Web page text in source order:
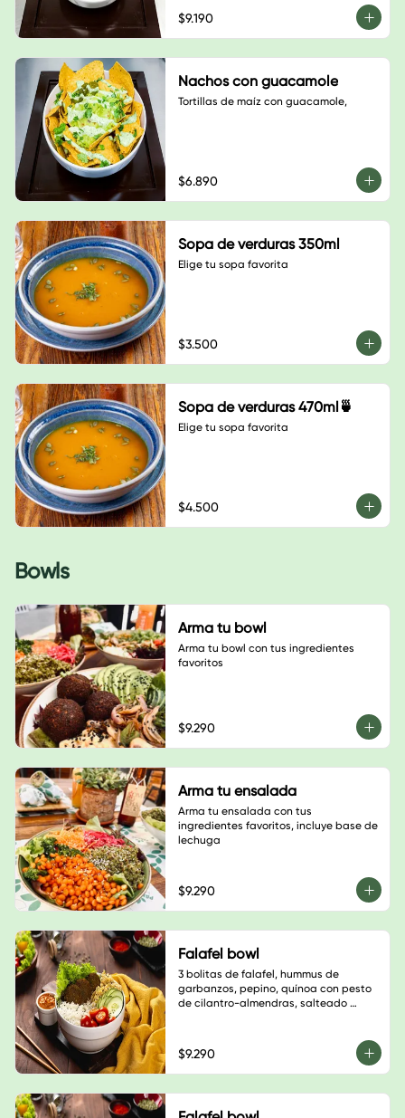
$9.190
Nachos con guacamole
Tortillas de maíz con guacamole,
$6.890
Sopa de verduras 350ml
Elige tu sopa favorita
$3.500
Sopa de verduras 470ml🍵
Elige tu sopa favorita
$4.500
Bowls
Arma tu bowl
Arma tu bowl con tus ingredientes
favoritos
$9.290
Arma tu ensalada
Arma tu ensalada con tus
ingredientes favoritos, incluye base de
lechuga
$9.290
Falafel bowl
3 bolitas de falafel, hummus de
garbanzos, pepino, quínoa con pesto
de cilantro-almendras, salteado
de hojas verdes y salsa a elección
$9.290